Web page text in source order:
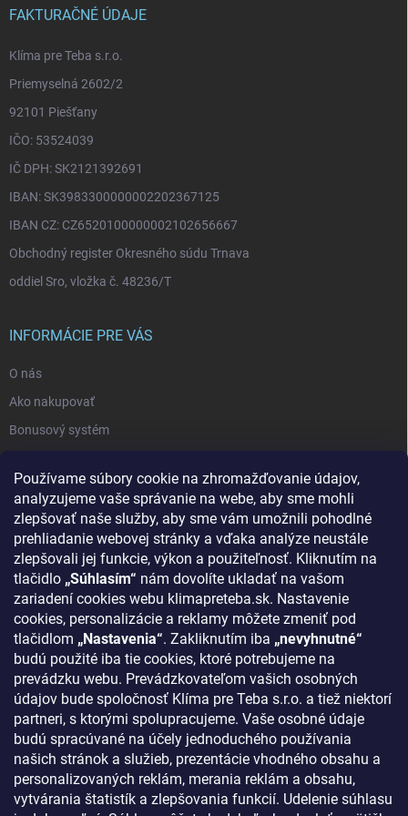
Používame súbory cookie na zhromažďovanie údajov,
analyzujeme vaše správanie na webe, aby sme mohli
zlepšovať naše služby, aby sme vám umožnili pohodlné
prehliadanie webovej stránky a vďaka analýze neustále
zlepšovali jej funkcie, výkon a použiteľnosť. Kliknutím na
tlačidlo „Súhlasím“ nám dovolíte ukladať na vašom
zariadení cookies webu klimapreteba.sk. Nastavenie
cookies, personalizácie a reklamy môžete zmeniť pod
tlačidlom „Nastavenia“. Zakliknutím iba „nevyhnutné“
budú použité iba tie cookies, ktoré potrebujeme na
prevádzku webu. Prevádzkovateľom vašich osobných
údajov bude spoločnosť Klíma pre Teba s.r.o. a tiež niektorí
partneri, s ktorými spolupracujeme. Vaše osobné údaje
budú spracúvané na účely jednoduchého používania
našich stránok a služieb, prezentácie vhodného obsahu a
personalizovaných reklám, merania reklám a obsahu,
vytvárania štatistík a zlepšovania funkcií. Udelenie súhlasu
FAKTURAČNÉ ÚDAJE
Klíma pre Teba s.r.o.
Priemyselná 2602/2
92101 Piešťany
IČO: 53524039
IČ DPH: SK2121392691
IBAN: SK3983300000002202367125
IBAN CZ: CZ6520100000002102656667
Obchodný register Okresného súdu Trnava
oddiel Sro, vložka č. 48236/T
INFORMÁCIE PRE VÁS
O nás
Ako nakupovať
Bonusový systém
Blog - najnovšie články
Obchodné podmienky
Podmienky ochrany osobných údajov
Odstúpenie od zmluvy
Kontakty
KONTAKT
klima@klimapreteba.sk
0907 044 080
https://www.facebook.com/klimapreteba.sk
klimapreteba